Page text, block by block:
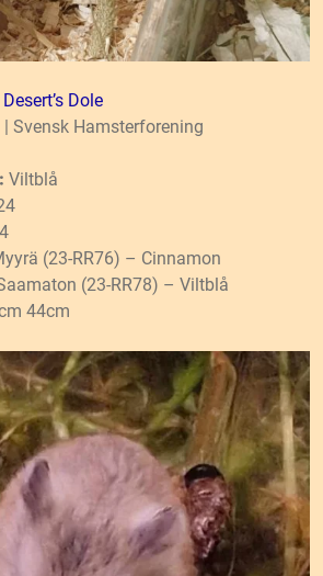
Dole
| Svensk Hamsterforening
Viltblå
(23-RR76) – Cinnamon
(23-RR78) – Viltblå
44cm